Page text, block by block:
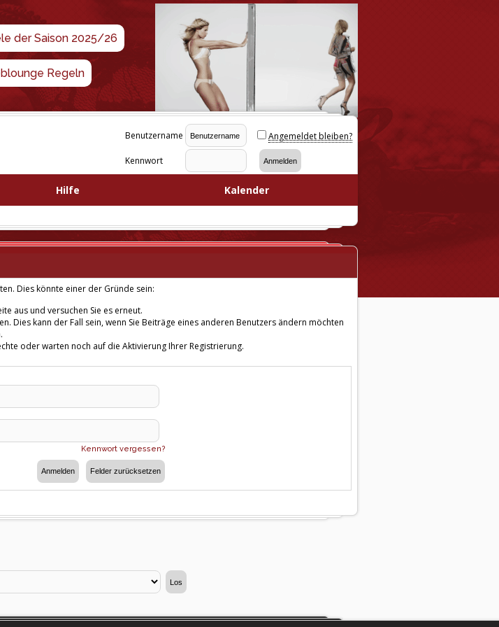
der Saison 2025/26
Regeln
Benutzername Angemeldet bleiben?
Kennwort
Hilfe Kalender
Dies könnte einer der Gründe sein:
aus und versuchen Sie es erneut.
Dies kann der Fall sein, wenn Sie Beiträge eines anderen Benutzers ändern möchten
oder warten noch auf die Aktivierung Ihrer Registrierung.
Kennwort vergessen?